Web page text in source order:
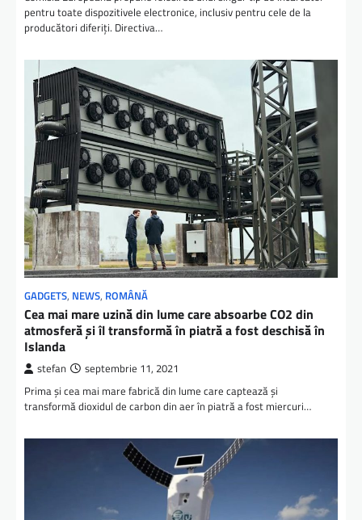
pentru toate dispozitivele electronice, inclusiv pentru cele de la
producători diferiți. Directiva…
GADGETS, NEWS, ROMÂNĂ
Cea mai mare uzină din lume care absoarbe CO2 din
atmosferă și îl transformă în piatră a fost deschisă în
Islanda
stefan septembrie 11, 2021
Prima și cea mai mare fabrică din lume care captează și
transformă dioxidul de carbon din aer în piatră a fost miercuri…